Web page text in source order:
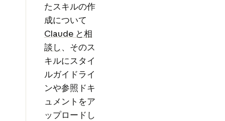
たスキルの作
成について
Claude と相
談し、そのス
キルにスタイ
ルガイドライ
ンや参照ドキ
ュメントをア
ップロードし